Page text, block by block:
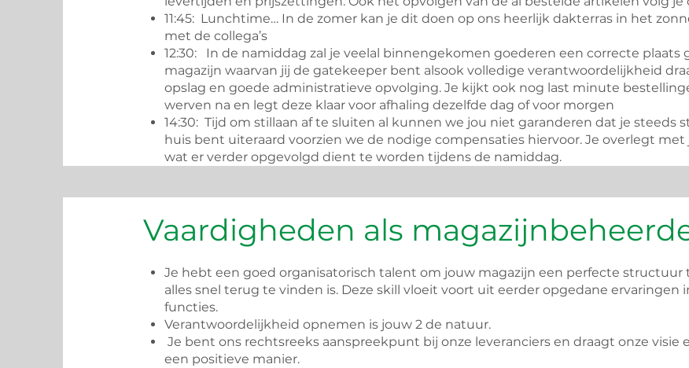
11:45: Lunchtime… In de zomer kan je dit doen op ons heerlijk dakterras in het
met de collega’s
12:30: In de namiddag zal je veelal binnengekomen goederen een correcte plaats
magazijn waarvan jij de gatekeeper bent alsook volledige verantwoordelijkheid
opslag en goede administratieve opvolging. Je kijkt ook nog last minute
werven na en legt deze klaar voor afhaling dezelfde dag of voor morgen
14:30: Tijd om stillaan af te sluiten al kunnen we jou niet garanderen dat je steeds
huis bent uiteraard voorzien we de nodige compensaties hiervoor. Je overlegt met
wat er verder opgevolgd dient te worden tijdens de namiddag.
Vaardigheden als
Je hebt een goed organisatorisch talent om jouw magazijn een perfecte structuur
alles snel terug te vinden is. Deze skill vloeit voort uit eerder opgedane ervaringen
functies.
Verantwoordelijkheid opnemen is jouw 2 de natuur.
Je bent ons rechtsreeks aanspreekpunt bij onze leveranciers en draagt onze visie
een positieve manier.